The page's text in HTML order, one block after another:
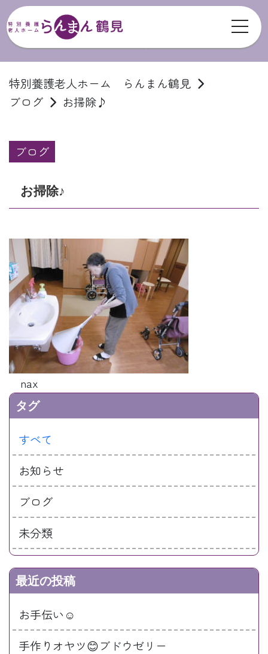
特別養護老人ホーム らんまん鶴見
ブログ
お掃除♪
ブログ
お掃除♪
nax
タグ
すべて
お知らせ
ブログ
未分類
最近の投稿
お手伝い☺️
手作りオヤツ😊ブドウゼリー